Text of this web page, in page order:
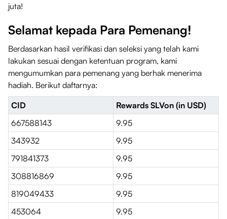
juta!
Selamat kepada Para Pemenang!
Berdasarkan hasil verifikasi dan seleksi yang telah kami
lakukan sesuai dengan ketentuan program, kami
mengumumkan para pemenang yang berhak menerima
hadiah. Berikut daftarnya:
CID
Rewards SLVon (in USD)
667588143
9.95
343932
9.95
791841373
9.95
308816869
9.95
819049433
9.95
453064
9.95